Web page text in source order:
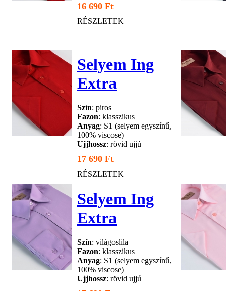
16 690 Ft
RÉSZLETEK
Selyem Ing
Extra
Szín: piros
Fazon: klasszikus
Anyag: S1 (selyem egyszínű,
100% viscose)
Ujjhossz: rövid ujjú
17 690 Ft
RÉSZLETEK
Selyem Ing
Extra
Szín: világoslila
Fazon: klasszikus
Anyag: S1 (selyem egyszínű,
100% viscose)
Ujjhossz: rövid ujjú